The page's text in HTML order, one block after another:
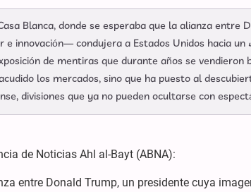
Blanca, donde se esperaba que la alianza
e innovación— condujera a Estados Unidos hacia
de mentiras que durante años se vendieron
los mercados, sino que ha puesto al
divisiones que ya no pueden ocultarse con
de Noticias Ahl al-Bayt (ABNA):
entre Donald Trump, un presidente cuya